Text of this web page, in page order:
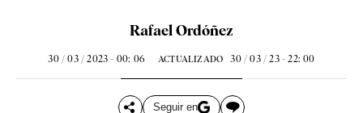
Rafael Ordóñez
30 / 03 / 2023 - 00: 06 ACTUALIZADO 30 / 03 / 23 - 22: 00
Seguir en